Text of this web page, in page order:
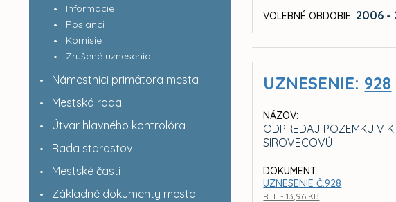
Informácie
Poslanci
Komisie
Zrušené uznesenia
Námestníci primátora mesta
Mestská rada
Útvar hlavného kontrolóra
Rada starostov
Mestské časti
Základné dokumenty mesta
VOLEBNÉ OBDOBIE: 2006 -
UZNESENIE: 928
NÁZOV:
ODPREDAJ POZEMKU V
SIROVECOVÚ
DOKUMENT:
UZNESENIE Č.928
RTF - 13,96 KB